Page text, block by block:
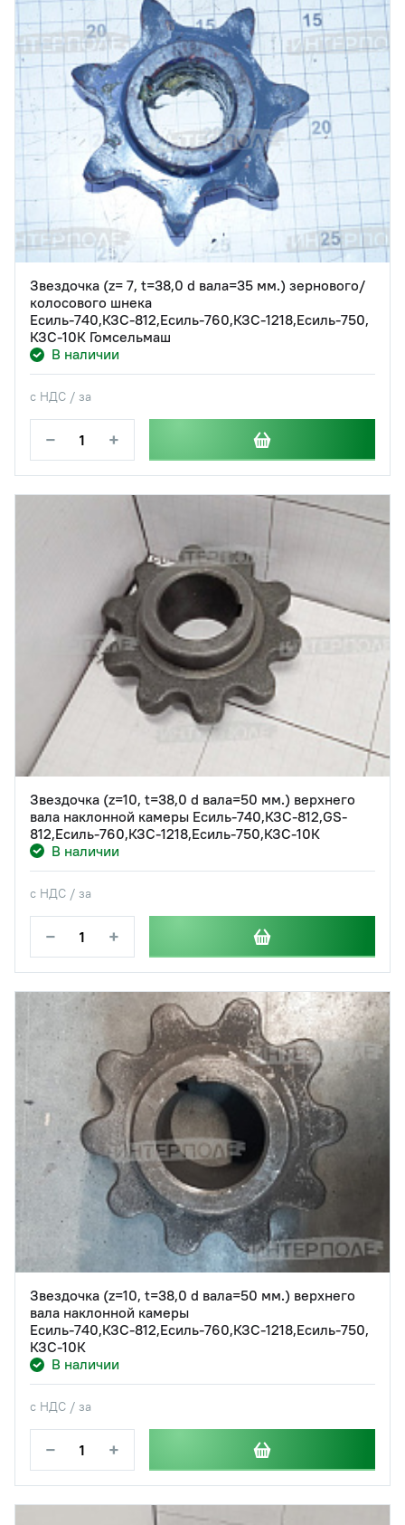
Звездочка (z= 7, t=38,0 d вала=35 мм.) зернового/
колосового шнека
Есиль-740,КЗС-812,Есиль-760,КЗС-1218,Есиль-750,
КЗС-10К Гомсельмаш
В наличии
с НДС / за
− +
Звездочка (z=10, t=38,0 d вала=50 мм.) верхнего
вала наклонной камеры Есиль-740,КЗС-812,GS-
812,Есиль-760,КЗС-1218,Есиль-750,КЗС-10К
В наличии
с НДС / за
− +
Звездочка (z=10, t=38,0 d вала=50 мм.) верхнего
вала наклонной камеры
Есиль-740,КЗС-812,Есиль-760,КЗС-1218,Есиль-750,
КЗС-10К
В наличии
с НДС / за
− +